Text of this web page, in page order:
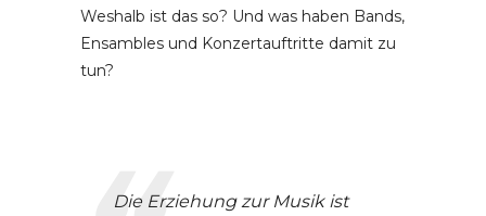
Weshalb ist das so? Und was haben Bands,
Ensambles und Konzertauftritte damit zu
tun?
Die Erziehung zur Musik ist